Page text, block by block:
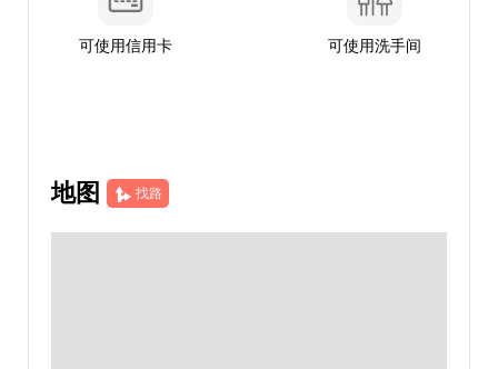
可使用信用卡 可使用洗手间
地图 找路